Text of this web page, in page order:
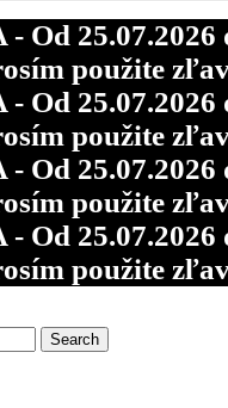
Od 25.07.2026
použite
Od 25.07.2026
použite
Od 25.07.2026
použite
Od 25.07.2026
použite
Search